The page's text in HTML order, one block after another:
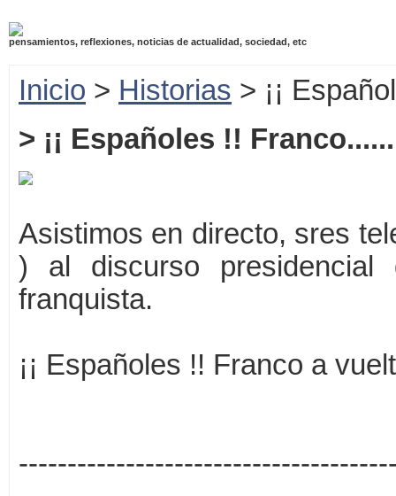
pensamientos, reflexiones, noticias de actualidad, sociedad, etc
Inicio > Historias > ¡¡
> ¡¡ Españoles !!
Asistimos en directo, sres
) al discurso
franquista.
¡¡ Españoles !! Franco a